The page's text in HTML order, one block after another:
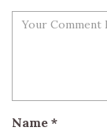
Name *